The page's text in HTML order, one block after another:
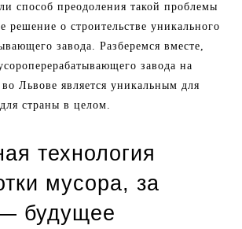
способ преодоления такой проблемы
решение о строительстве уникального
завода. Разберемся вместе,
завода на
Львове является уникальным для
страны в целом.
технология
мусора, за
будущее